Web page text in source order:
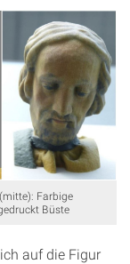
Farbige
Büste
auf die Figur